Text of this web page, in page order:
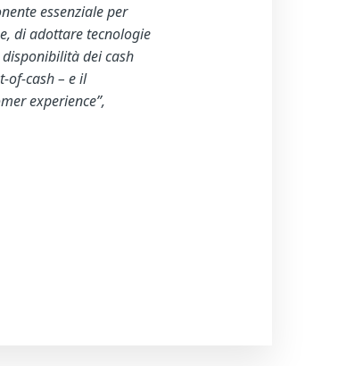
essenziale per
di adottare tecnologie
dei cash
of-cash – e il
experience”,